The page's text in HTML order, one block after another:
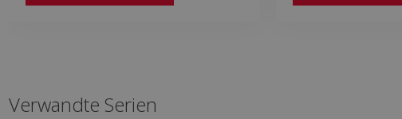
Verwandte Serien